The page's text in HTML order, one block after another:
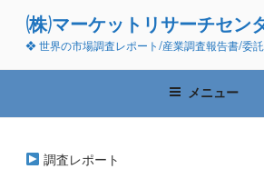
ン
(株)マーケットリサーチセン
❖ 世界の市場調査レポート/産業調査報告書/委
メニュー
調査レポート